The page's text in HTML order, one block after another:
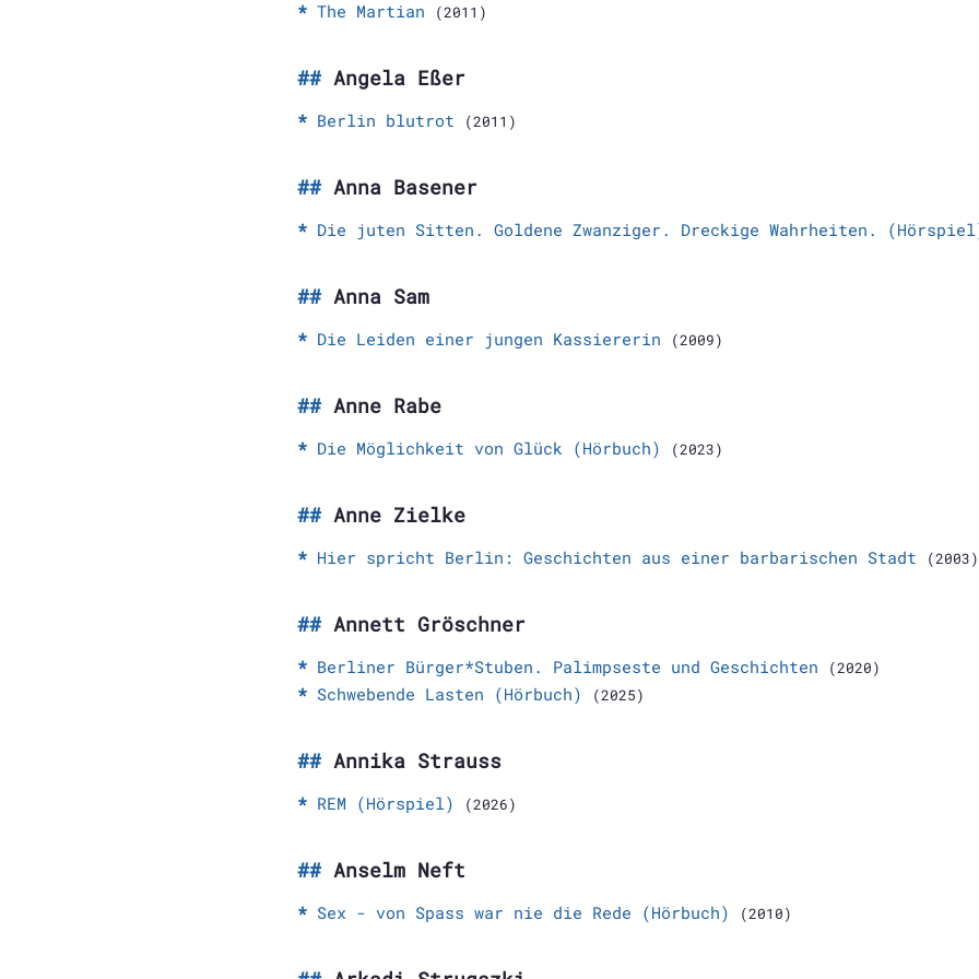
The Martian (2011)
Angela Eßer
Berlin blutrot (2011)
Anna Basener
Die juten Sitten. Goldene Zwanziger. Dreckige Wahrheiten.
Anna Sam
Die Leiden einer jungen Kassiererin (2009)
Anne Rabe
Die Möglichkeit von Glück (Hörbuch) (2023)
Anne Zielke
Hier spricht Berlin: Geschichten aus einer barbarischen Stadt (2003)
Annett Gröschner
Berliner Bürger*Stuben. Palimpseste und Geschichten (2020)
Schwebende Lasten (Hörbuch) (2025)
Annika Strauss
REM (Hörspiel) (2026)
Anselm Neft
Sex - von Spass war nie die Rede (Hörbuch) (2010)